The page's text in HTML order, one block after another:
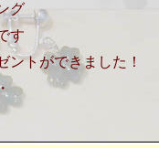
グ
す
ントができました！